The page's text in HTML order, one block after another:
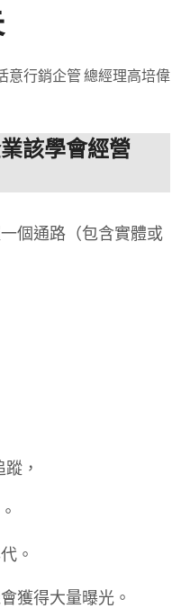
意行銷企管 總經理高培偉
該學會經營
個通路（包含實體或
，
。
獲得大量曝光。